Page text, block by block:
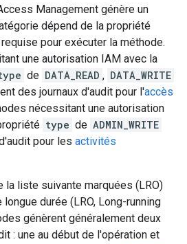
Management génère un
dépend de la propriété
pour exécuter la méthode.
une autorisation IAM avec la
de DATA_READ , DATA_WRITE
des journaux d'audit pour l'accès
nécessitant une autorisation
type de ADMIN_WRITE
pour les activités
la liste suivante marquées (LRO)
durée (LRO, Long-running
génèrent généralement deux
: une au début de l'opération et